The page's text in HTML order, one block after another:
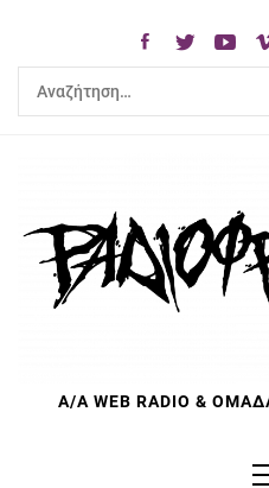
content
Αναζήτηση
για:
Α/Α WEB RADIO &